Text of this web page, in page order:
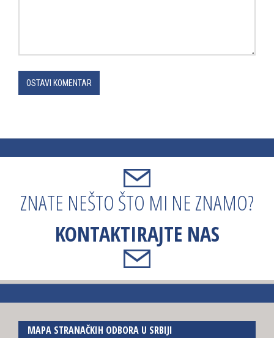
OSTAVI KOMENTAR
ZNATE NEŠTO ŠTO MI NE ZNAMO?
KONTAKTIRAJTE NAS
MAPA STRANAČKIH ODBORA U SRBIJI